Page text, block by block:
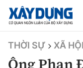
TIN BỘ XÂY DỰNG
THỜI SỰ XÃ HỘI
Ông Phan